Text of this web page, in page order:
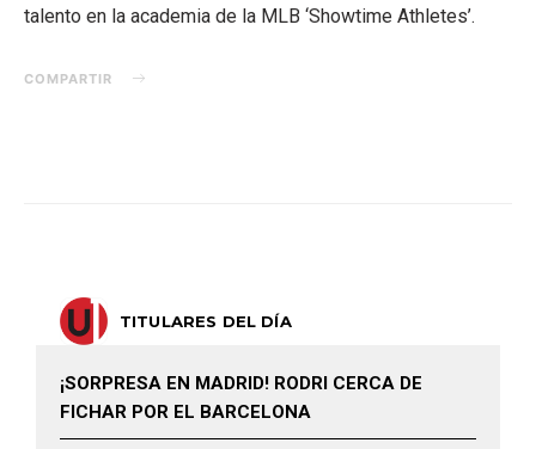
talento en la academia de la MLB ‘Showtime Athletes’.
COMPARTIR
TITULARES DEL DÍA
¡SORPRESA EN MADRID! RODRI CERCA DE
FICHAR POR EL BARCELONA